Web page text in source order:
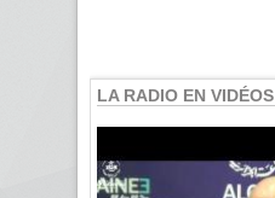
LA RADIO EN VIDÉOS